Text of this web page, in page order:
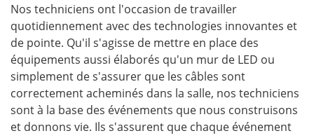
Nos techniciens ont l'occasion de travailler
quotidiennement avec des technologies innovantes et
de pointe. Qu'il s'agisse de mettre en place des
équipements aussi élaborés qu'un mur de LED ou
simplement de s'assurer que les câbles sont
correctement acheminés dans la salle, nos techniciens
sont à la base des événements que nous construisons
et donnons vie. Ils s'assurent que chaque événement